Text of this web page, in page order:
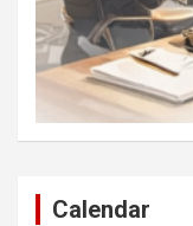
Calendar